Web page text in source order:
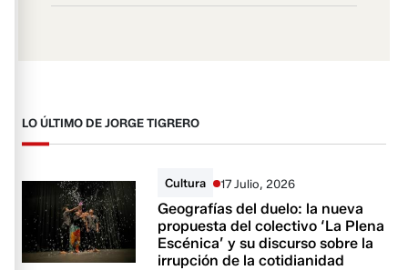
LO ÚLTIMO DE JORGE TIGRERO
Cultura 17 Julio, 2026
Geografías del duelo: la nueva
propuesta del colectivo ‘La Plena
Escénica’ y su discurso sobre la
irrupción de la cotidianidad